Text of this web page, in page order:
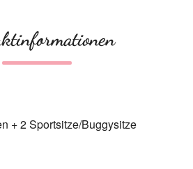
+ 2 Sportsitze/Buggysitze